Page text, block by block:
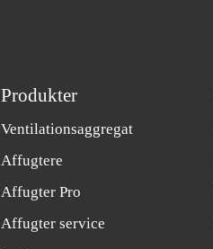
Produkter
Ventilationsaggregat
Affugtere
Affugter Pro
Affugter service